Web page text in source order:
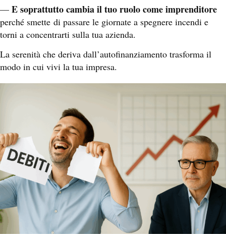
— E soprattutto cambia il tuo ruolo come imprenditore
perché smette di passare le giornate a spegnere incendi e
torni a concentrarti sulla tua azienda.
La serenità che deriva dall’autofinanziamento trasforma il
modo in cui vivi la tua impresa.